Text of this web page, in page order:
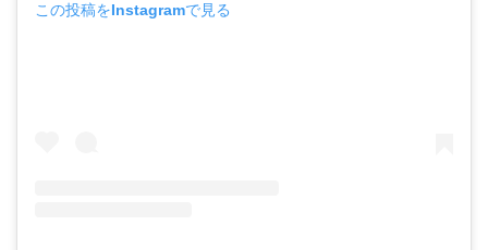
この投稿をInstagramで見る